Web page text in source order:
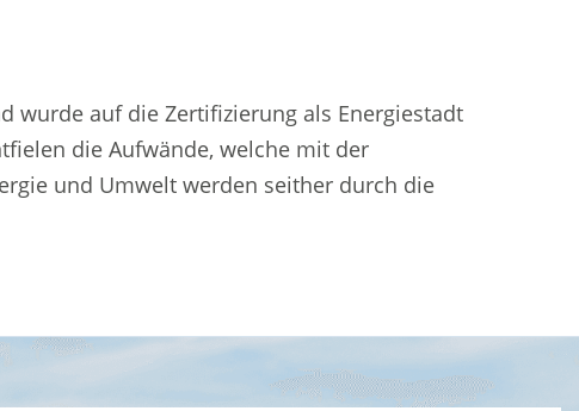
in einem neuen Fenster geöffnet.
wurde auf die Zertifizierung als Energiestadt
die Aufwände, welche mit der
und Umwelt werden seither durch die